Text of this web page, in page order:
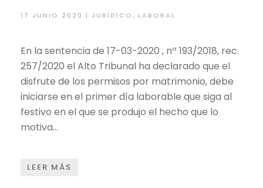
17 JUNIO 2020 | JURÍDICO, LABORAL
En la sentencia de 17-03-2020 , nº 193/2018, rec.
257/2020 el Alto Tribunal ha declarado que el
disfrute​ de los permisos por matrimonio, debe
iniciarse en el primer día laborable que siga al
festivo en el que se produjo el hecho que lo
motiva…
LEER MÁS